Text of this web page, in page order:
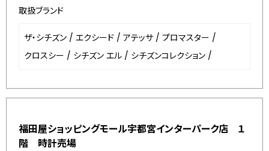
取扱ブランド
ザ・シチズン / エクシード / アテッサ / プロマスター /
クロスシー / シチズン エル / シチズンコレクション /
福田屋ショッピングモール宇都宮インターパーク店 １
階 時計売場